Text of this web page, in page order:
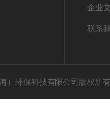
企业
联系
）环保科技有限公司版权